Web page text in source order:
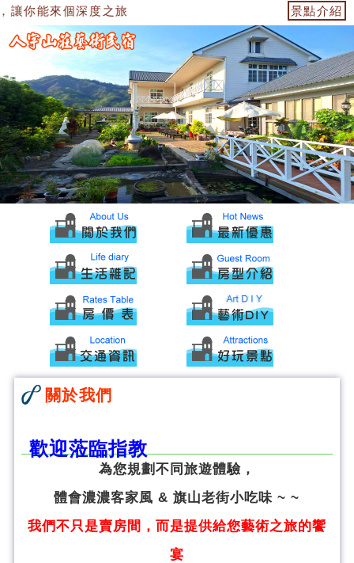
你能來個深度之旅 景點介紹
關於我們
歡迎蒞臨指教
為您規劃不同旅遊體驗，
體會濃濃客家風 & 旗山老街小吃味 ~ ~
我們不只是賣房間，而是提供給您藝術之旅的饗
宴